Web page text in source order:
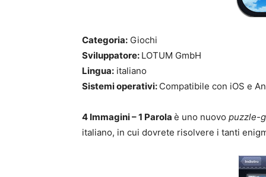
Categoria: Giochi
Sviluppatore: LOTUM GmbH
Lingua: italiano
Sistemi operativi: Compatibile con iOS e
4 Immagini – 1 Parola è uno nuovo puzzle-
italiano, in cui dovrete risolvere i tanti